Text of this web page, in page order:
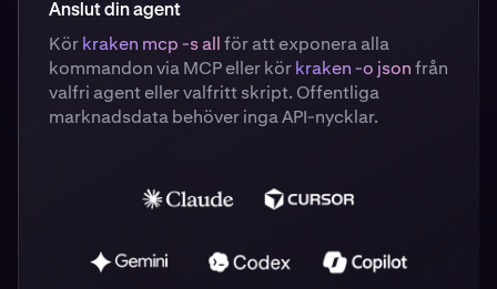
Anslut din agent
Körkraken mcp -s allför att exponera alla
kommandon via MCP eller körkraken-o jsonfrån
valfri agent eller valfritt skript. Offentliga
marknadsdata behöver inga API-nycklar.